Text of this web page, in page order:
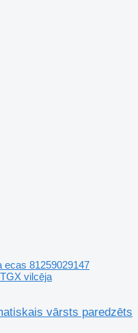
ecas 81259029147
vilcēja
vārsts paredzēts